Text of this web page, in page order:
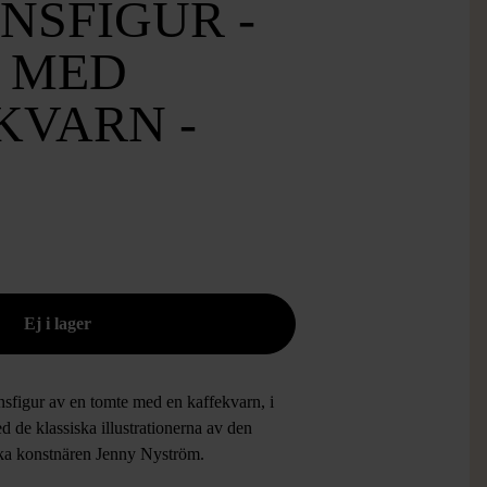
-
-
av en tomte med en kaffekvarn, i
de klassiska illustrationerna av den
konstnären Jenny Nyström.